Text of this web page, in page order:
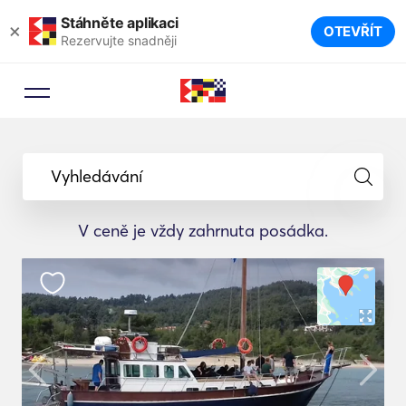
× Stáhněte aplikaci
Rezervujte snadněji OTEVŘÍT
Vyhledávání
V ceně je vždy zahrnuta posádka.